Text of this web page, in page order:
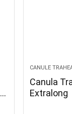
CANULE
Canula
Extralong